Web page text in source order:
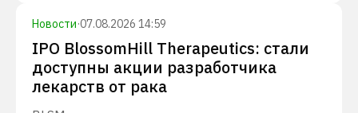
Новости·07.08.2026 14:59
IPO BlossomHill Therapeutics: стали
доступны акции разработчика
лекарств от рака